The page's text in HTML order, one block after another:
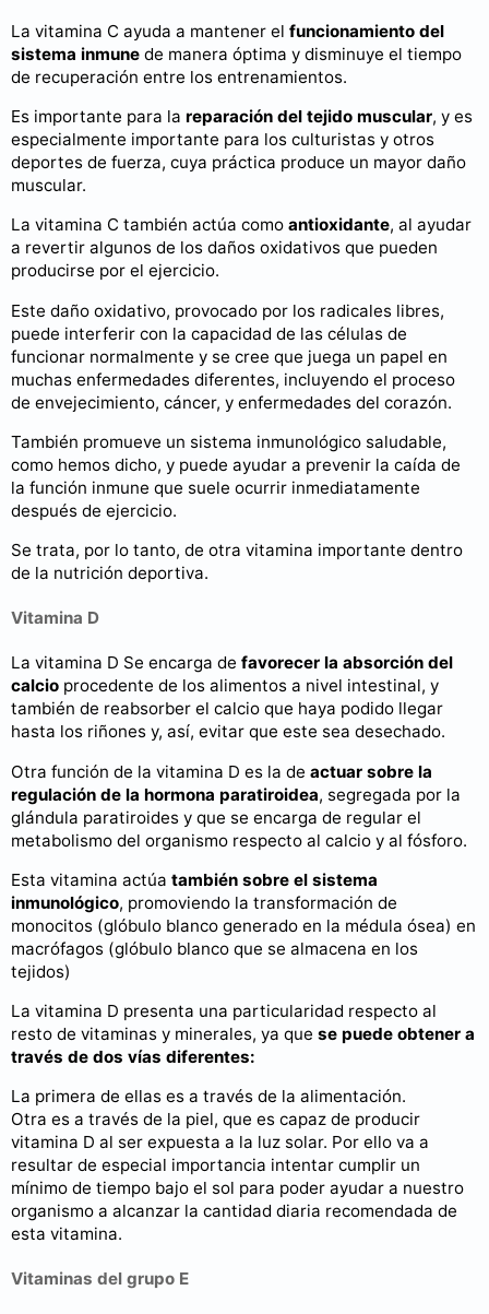
La vitamina C ayuda a mantener el funcionamiento del
sistema inmune de manera óptima y disminuye el tiempo
de recuperación entre los entrenamientos.
Es importante para la reparación del tejido muscular, y es
especialmente importante para los culturistas y otros
deportes de fuerza, cuya práctica produce un mayor daño
muscular.
La vitamina C también actúa como antioxidante, al ayudar
a revertir algunos de los daños oxidativos que pueden
producirse por el ejercicio.
Este daño oxidativo, provocado por los radicales libres,
puede interferir con la capacidad de las células de
funcionar normalmente y se cree que juega un papel en
muchas enfermedades diferentes, incluyendo el proceso
de envejecimiento, cáncer, y enfermedades del corazón.
También promueve un sistema inmunológico saludable,
como hemos dicho, y puede ayudar a prevenir la caída de
la función inmune que suele ocurrir inmediatamente
después de ejercicio.
Se trata, por lo tanto, de otra vitamina importante dentro
de la nutrición deportiva.
Vitamina D
La vitamina D Se encarga de favorecer la absorción del
calcio procedente de los alimentos a nivel intestinal, y
también de reabsorber el calcio que haya podido llegar
hasta los riñones y, así, evitar que este sea desechado.
Otra función de la vitamina D es la de actuar sobre la
regulación de la hormona paratiroidea, segregada por la
glándula paratiroides y que se encarga de regular el
metabolismo del organismo respecto al calcio y al fósforo.
Esta vitamina actúa también sobre el sistema
inmunológico, promoviendo la transformación de
monocitos (glóbulo blanco generado en la médula ósea) en
macrófagos (glóbulo blanco que se almacena en los
tejidos)
La vitamina D presenta una particularidad respecto al
resto de vitaminas y minerales, ya que se puede obtener a
través de dos vías diferentes:
La primera de ellas es a través de la alimentación.
Otra es a través de la piel, que es capaz de producir
vitamina D al ser expuesta a la luz solar. Por ello va a
resultar de especial importancia intentar cumplir un
mínimo de tiempo bajo el sol para poder ayudar a nuestro
organismo a alcanzar la cantidad diaria recomendada de
esta vitamina.
Vitaminas del grupo E